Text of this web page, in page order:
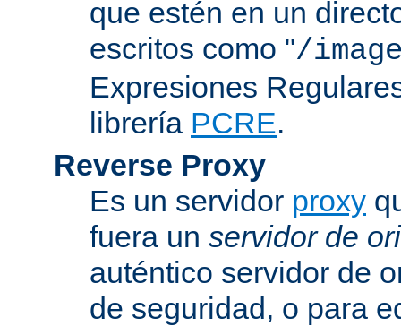
que estén en un
escritos como "/
Expresiones
librería PCRE.
Reverse Proxy
Es un servidor proxy
fuera un servidor de
auténtico servidor de
de seguridad, o para